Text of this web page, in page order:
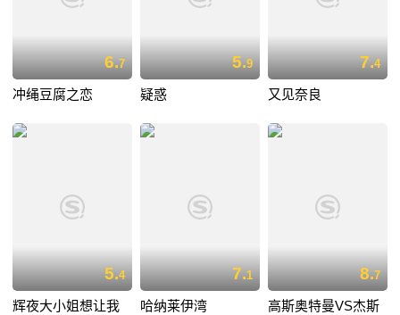
6.7
冲绳豆腐之恋
5.9
疑惑
7.4
又见奈良
5.4
辉夜大小姐想让我
7.1
哈纳莱伊湾
8.7
高斯奥特曼VS杰斯